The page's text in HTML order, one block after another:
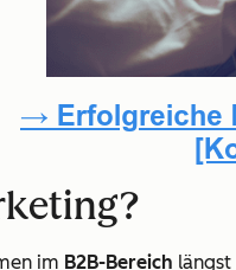
im B2B-Bereich